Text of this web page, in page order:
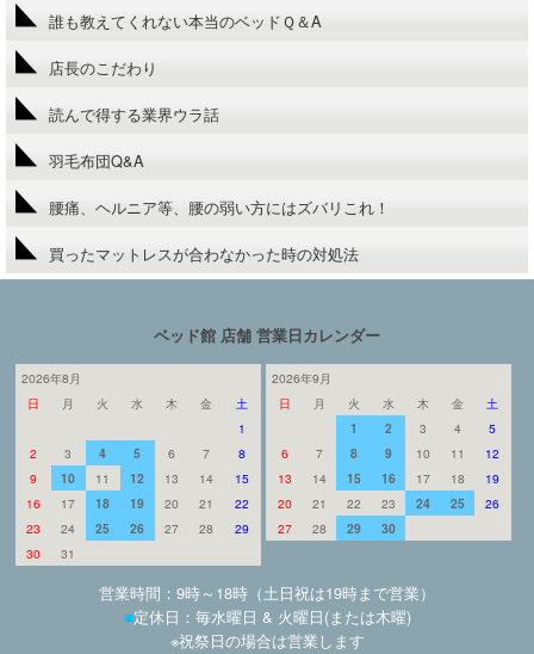
誰も教えてくれない本当のベッドＱ＆A
店長のこだわり
読んで得する業界ウラ話
羽毛布団Q&A
腰痛、ヘルニア等、腰の弱い方にはズバリこれ！
買ったマットレスが合わなかった時の対処法
ベッド館 店舗 営業日カレンダー
2026年8月
日
月 火 水 木 金
土
1
2
3 4 5 6 7
8
9
10 11 12 13 14
15
16
17 18 19 20 21
22
23
24 25 26 27 28
29
30
31
2026年9月
日
月 火 水 木 金
土
1
2 3 4
5
6
7 8 9 10 11
12
13
14 15 16 17 18
19
20
21 22 23 24 25
26
27
28 29 30
営業時間：9時～18時（土日祝は19時まで営業）
■定休日：毎水曜日 & 火曜日(または木曜)
※祝祭日の場合は営業します